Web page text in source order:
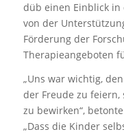
düb einen Einblick in
von der
Förderung der
Therapieangeboten
„Uns war wichtig,
der Freude zu feiern,
zu bewirken“,
„Dass die Kinder